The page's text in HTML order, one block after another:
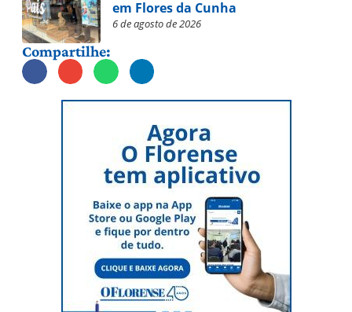
em Flores da Cunha
6 de agosto de 2026
Compartilhe: